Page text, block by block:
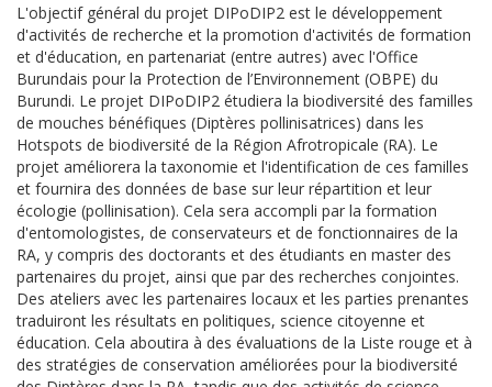
L'objectif général du projet DIPoDIP2 est le développement
d'activités de recherche et la promotion d'activités de formation
et d'éducation, en partenariat (entre autres) avec l'Office
Burundais pour la Protection de l’Environnement (OBPE) du
Burundi. Le projet DIPoDIP2 étudiera la biodiversité des familles
de mouches bénéfiques (Diptères pollinisatrices) dans les
Hotspots de biodiversité de la Région Afrotropicale (RA). Le
projet améliorera la taxonomie et l'identification de ces familles
et fournira des données de base sur leur répartition et leur
écologie (pollinisation). Cela sera accompli par la formation
d'entomologistes, de conservateurs et de fonctionnaires de la
RA, y compris des doctorants et des étudiants en master des
partenaires du projet, ainsi que par des recherches conjointes.
Des ateliers avec les partenaires locaux et les parties prenantes
traduiront les résultats en politiques, science citoyenne et
éducation. Cela aboutira à des évaluations de la Liste rouge et à
des stratégies de conservation améliorées pour la biodiversité